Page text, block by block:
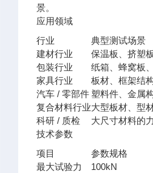
景。
应用领域
行业
典型测试场景
建材行业
保温板、挤塑
包装行业
纸箱、蜂窝板
家具行业
板材、框架结
汽车 / 零部件 塑料件、金属
复合材料行业大型板材、型
科研 / 质检
大尺寸材料的
技术参数
项目
参数规格
最大试验力
100kN